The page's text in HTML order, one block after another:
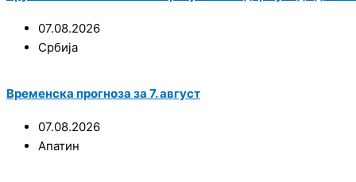
07.08.2026
Србија
Временска прогноза за 7. август
07.08.2026
Апатин